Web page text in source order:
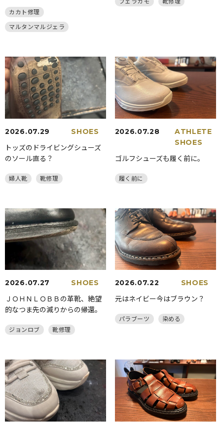
カカト修理
マルタンマルジェラ
2026.07.29 SHOES
トッズのドライビングシューズ
のソール直る？
婦人靴 靴修理
2026.07.28
ATHLETE
SHOES
ゴルフシューズも履く前に。
履く前に
2026.07.27 SHOES
ＪＯＨＮＬＯＢＢの革靴、絶望
的なつま先の減りからの帰還。
ジョンロブ 靴修理
2026.07.22 SHOES
元はネイビー今はブラウン？
パラブーツ 染める